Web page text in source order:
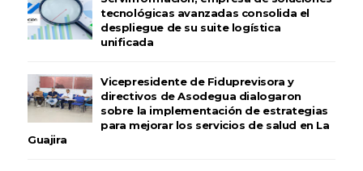
tecnológicas avanzadas consolida el
despliegue de su suite logística
unificada
Vicepresidente de Fiduprevisora y
directivos de Asodegua dialogaron
sobre la implementación de estrategias
para mejorar los servicios de salud en La
Guajira